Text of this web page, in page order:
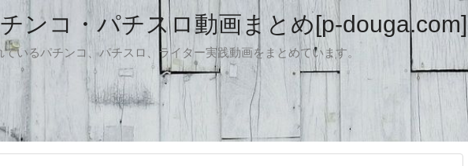
ンコ・パチスロ動画まとめ[p-douga.com]
ているパチンコ、パチスロ、ライター実践動画をまとめています。